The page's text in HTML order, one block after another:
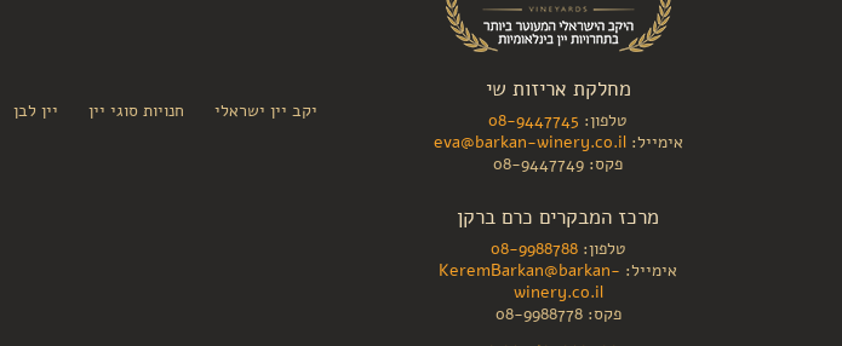
יקב יין ישראלי חנויות סוגי יין יין לבן
מחלקת אריזות שי
טלפון: 08-9447745
אימייל:eva@barkan-winery.co.il
פקס: 08-9447749
מרכז המבקרים כרם ברקן
טלפון:08-9988788
אימייל: KeremBarkan@barkan-
winery.co.il
פקס: 08-9988778